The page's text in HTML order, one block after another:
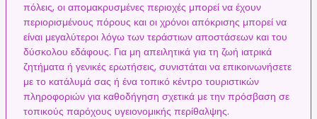
πόλεις, οι απομακρυσμένες περιοχές μπορεί να έχουν
περιορισμένους πόρους και οι χρόνοι απόκρισης μπορεί να
είναι μεγαλύτεροι λόγω των τεράστιων αποστάσεων και του
δύσκολου εδάφους. Για μη απειλητικά για τη ζωή ιατρικά
ζητήματα ή γενικές ερωτήσεις, συνιστάται να επικοινωνήσετε
με το κατάλυμά σας ή ένα τοπικό κέντρο τουριστικών
πληροφοριών για καθοδήγηση σχετικά με την πρόσβαση σε
τοπικούς παρόχους υγειονομικής περίθαλψης.